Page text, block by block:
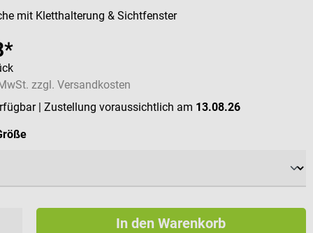
mit Kletthalterung & Sichtfenster
zzgl. Versandkosten
| Zustellung voraussichtlich am 13.08.26
auswählen
In den Warenkorb